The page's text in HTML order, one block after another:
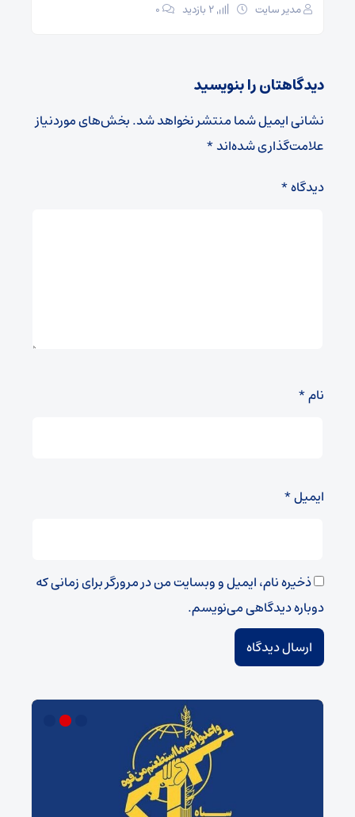
مدیر سایت ۰
دیدگاهتان را بنویسید
نشانی ایمیل شما منتشر نخواهد شد.بخش‌های موردنیاز
علامت‌گذاری شده‌اند*
دیدگاه*
نام*
ایمیل*
ذخیره نام، ایمیل و وبسایت من در مرورگر برای زمانی که
دوباره دیدگاهی می‌نویسم.